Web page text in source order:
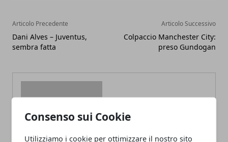
Consenso sui Cookie
Utilizziamo i cookie per ottimizzare il nostro sito
Articolo Precedente
Dani Alves – Juventus,
sembra fatta
Articolo Successivo
Colpaccio Manchester City:
preso Gundogan